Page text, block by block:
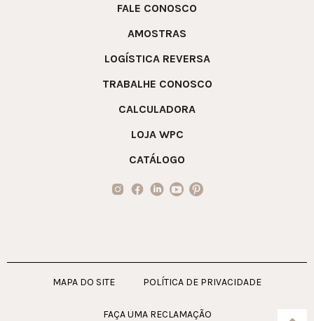
FALE CONOSCO
AMOSTRAS
LOGÍSTICA REVERSA
TRABALHE CONOSCO
CALCULADORA
LOJA WPC
CATÁLOGO
MAPA DO SITE POLÍTICA DE PRIVACIDADE
FAÇA UMA RECLAMAÇÃO